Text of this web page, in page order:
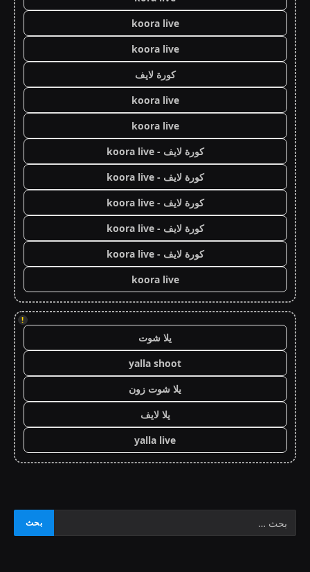
koora live
koora live
كورة لايف
koora live
koora live
كورة لايف - koora live
كورة لايف - koora live
كورة لايف - koora live
كورة لايف - koora live
كورة لايف - koora live
koora live
!
يلا شوت
yalla shoot
يلا شوت زون
يلا لايف
yalla live